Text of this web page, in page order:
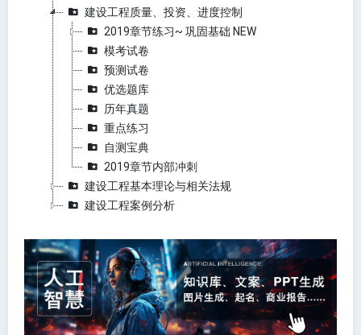
建设工程质量、投资、进度控制
2019章节练习~ 巩固基础 NEW
模考试卷
预测试卷
优选题库
历年真题
重点练习
自测宝典
2019章节内部冲刺
建设工程基本理论与相关法规
建设工程案例分析